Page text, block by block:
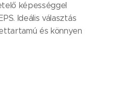
képességgel
Ideális választás
és könnyen